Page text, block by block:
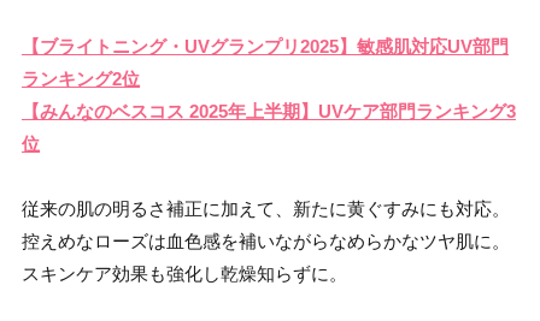
【ブライトニング・UVグランプリ2025】敏感肌対応UV部門
ランキング2位
【みんなのベスコス 2025年上半期】UVケア部門ランキング3
位
従来の肌の明るさ補正に加えて、新たに黄ぐすみにも対応。
控えめなローズは血色感を補いながらなめらかなツヤ肌に。
スキンケア効果も強化し乾燥知らずに。